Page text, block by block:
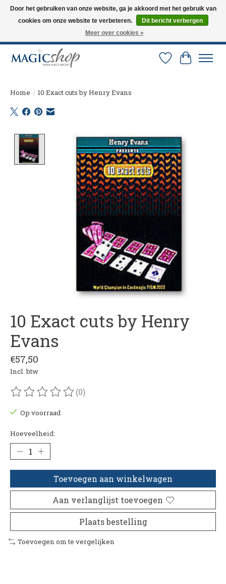
Altijd de nieuwste trucs op voorraad. Snelle verzending via PostNL en DHL.
Langskomen in onze winkel? Bel of mail om een afspraak te maken. 0251-
Verlanglijst
Home / 10 Exact cuts by Henry Evans
Product image slideshow Items
10 Exact cuts by Henry
Evans
€57,50
Incl. btw
De beoordeling van dit product is
(0)
Op voorraad
Hoeveelheid:
Toevoegen aan winkelwagen
Aan verlanglijst toevoegen
Plaats bestelling
Toevoegen om te vergelijken
Door het gebruiken van onze website, ga je akkoord met het gebruik van
cookies om onze website te verbeteren.
Dit bericht verbergen
Meer over cookies »